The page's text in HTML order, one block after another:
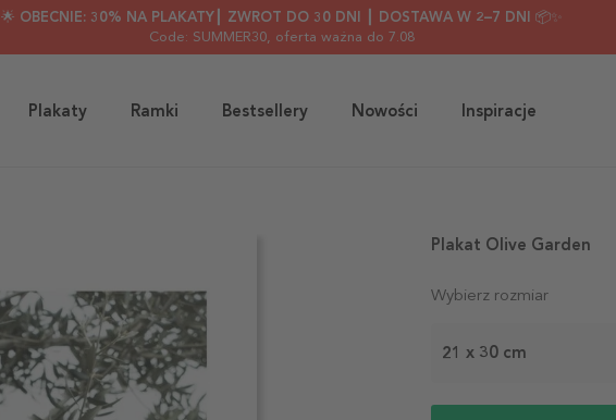
🌟 OBECNIE: 30% NA PLAKATY┃ ZWROT DO 30 DNI ┃ DOSTAWA W 2–7 DNI 📦✨
Code: SUMMER30, oferta ważna do 7.08
Plakaty Ramki Bestsellery Nowości Inspiracje
Wybierz rozmiar
21 x 30 cm
Plakat Olive Garden